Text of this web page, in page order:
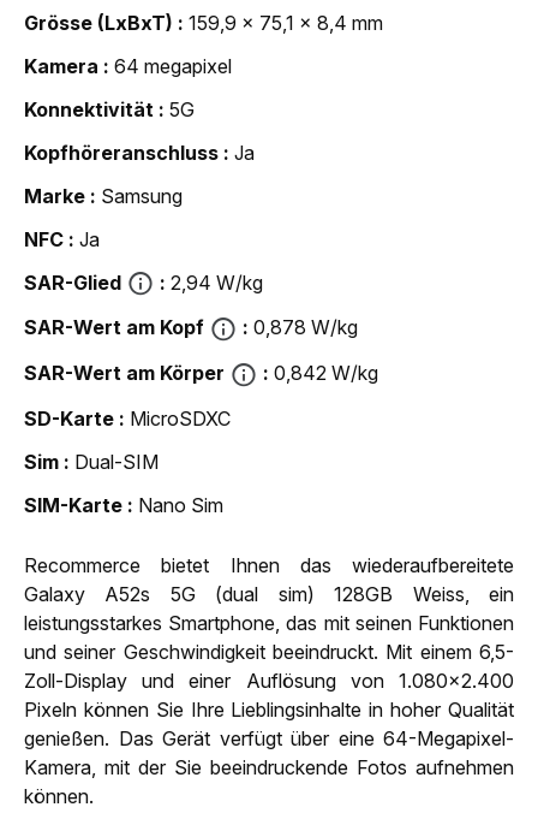
Grösse (LxBxT)
159,9 x 75,1 x 8,4 mm
Kamera
64 megapixel
Konnektivität
5G
Kopfhöreranschluss
Ja
Marke
Samsung
NFC
Ja
SAR-Glied
2,94 W/kg
SAR-Wert am Kopf
0,878 W/kg
SAR-Wert am Körper
0,842 W/kg
SD-Karte
MicroSDXC
Sim
Dual-SIM
SIM-Karte
Nano Sim
Recommerce bietet Ihnen das wiederaufbereitete
Galaxy A52s 5G (dual sim) 128GB Weiss, ein
leistungsstarkes Smartphone, das mit seinen Funktionen
und seiner Geschwindigkeit beeindruckt. Mit einem 6,5-
Zoll-Display und einer Auflösung von 1.080x2.400
Pixeln können Sie Ihre Lieblingsinhalte in hoher Qualität
genießen. Das Gerät verfügt über eine 64-Megapixel-
Kamera, mit der Sie beeindruckende Fotos aufnehmen
können.